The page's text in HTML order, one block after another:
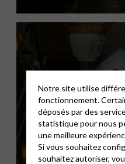
Photo
Notre site utilise
fonctionnement.
déposés par des
statistique pour nous
une meilleure
Si vous souhaitez
souhaitez autoriser,